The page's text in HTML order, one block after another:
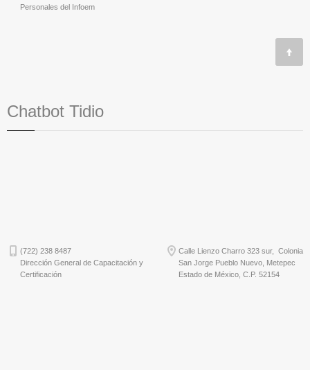
Personales del Infoem
Chatbot Tidio
(722) 238 8487
Dirección General de Capacitación y
Certificación
Calle Lienzo Charro 323 sur, Colonia
San Jorge Pueblo Nuevo, Metepec
Estado de México, C.P. 52154